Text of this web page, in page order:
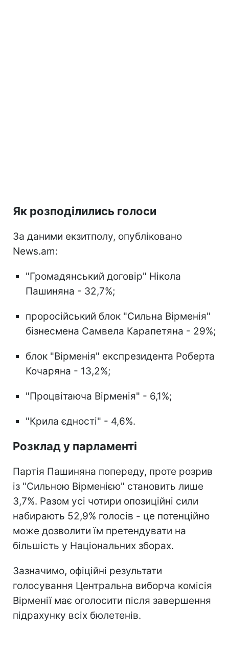
Як розподілились голоси
За даними екзитполу, опубліковано
News.am:
"Громадянський договір" Нікола
Пашиняна - 32,7%;
проросійський блок "Сильна Вірменія"
бізнесмена Самвела Карапетяна - 29%;
блок "Вірменія" експрезидента Роберта
Кочаряна - 13,2%;
"Процвітаюча Вірменія" - 6,1%;
"Крила єдності" - 4,6%.
Розклад у парламенті
Партія Пашиняна попереду, проте розрив
із "Сильною Вірменією" становить лише
3,7%. Разом усі чотири опозиційні сили
набирають 52,9% голосів - це потенційно
може дозволити їм претендувати на
більшість у Національних зборах.
Зазначимо, офіційні результати
голосування Центральна виборча комісія
Вірменії має оголосити після завершення
підрахунку всіх бюлетенів.